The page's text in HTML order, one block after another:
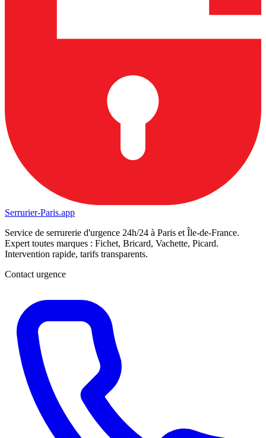
Serrurier-Paris.app
Service de serrurerie d'urgence 24h/24 à Paris et Île-de-France.
Expert toutes marques : Fichet, Bricard, Vachette, Picard.
Intervention rapide, tarifs transparents.
Contact urgence